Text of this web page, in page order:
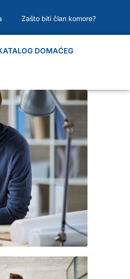
Zašto biti član komore?
DOMAĆEG